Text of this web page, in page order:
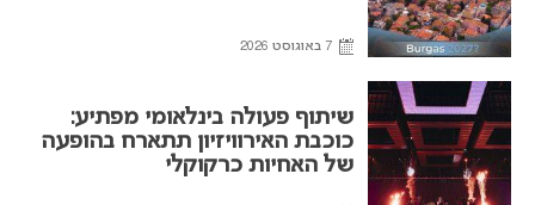
7 באוגוסט 2026
שיתוף פעולה בינלאומי מפתיע:
כוכבת האירוויזיון תתארח בהופעה
של האחיות כרקוקלי